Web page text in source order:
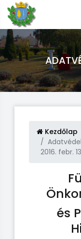
Kezdőlap
2016. febr.
és